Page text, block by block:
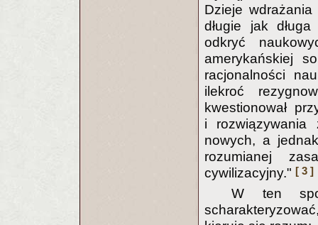
Dzieje
długie jak
odkryć
amerykańskiej
racjonalności
ilekroć
kwestionował
i rozwiązywania
nowych, a
rozumianej
cywilizacyjny." [ 3 ]
W ten